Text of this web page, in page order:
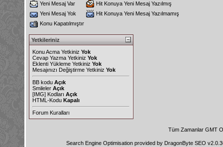
Yeni Mesaj Var
Hit Konuya Yeni Mesaj Yazılmış
Yeni Mesaj Yok
Hit Konuya Yeni Mesaj Yazılmamış
Konu Kapatılmıştır
Yetkileriniz
Konu Acma Yetkiniz Yok
Cevap Yazma Yetkiniz Yok
Eklenti Yükleme Yetkiniz Yok
Mesajınızı Değiştirme Yetkiniz Yok
BB kodu Açık
Smileler Açık
[IMG] Kodları Açık
HTML-Kodu Kapalı
Forum Kuralları
Tüm Zamanlar GMT
Search Engine Optimisation provided by DragonByte SEO